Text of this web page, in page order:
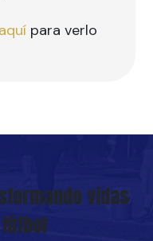
aquí para verlo
vidas